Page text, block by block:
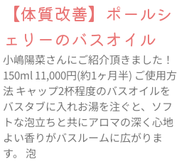
【体質改善】ポールシ
ェリーのバスオイル
小嶋陽菜さんにご紹介頂きました！
150ml 11,000円(約1ヶ月半) ご使用方
法 キャップ2杯程度のバスオイルを
バスタブに入れお湯を注ぐと、ソフ
トな泡立ちと共にアロマの深く心地
よい香りがバスルームに広がりま
す。 泡